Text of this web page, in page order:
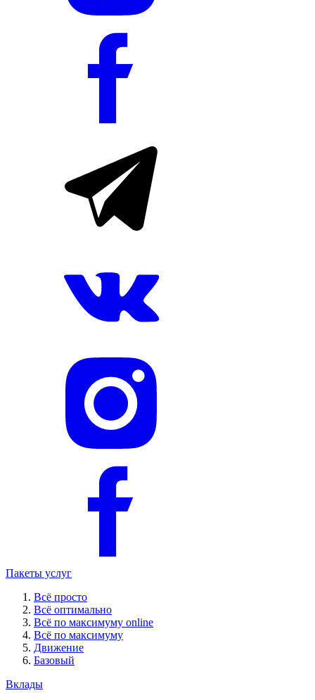
Пакеты услуг
Всё просто
Всё оптимально
Всё по максимуму online
Всё по максимуму
Движение
Базовый
Вклады